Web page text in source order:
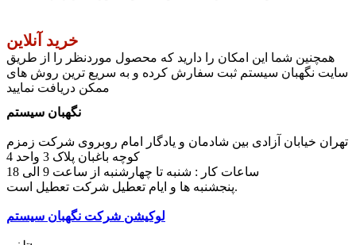
خرید آنلاین
همچنین شما این امکان را دارید که محصول موردنظر را از طریق
سایت نگهبان سیستم ثبت سفارش کرده و به سریع ترین روش های
ممکن دریافت نمایید
نگهبان سیستم
تهران خیابان آزادی بین شادمان و یادگار امام روبروی شرکت زمزم
کوچه باغبان پلاک 3 واحد 4
پنجشنبه ها و ایام تعطیل شرکت تعطیل است.
لوکیشن شرکت نگهبان سیستم